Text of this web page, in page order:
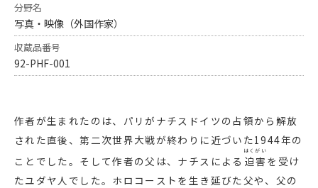
分野名
写真・映像（外国作家）
収蔵品番号
92-PHF-001
作者が生まれたのは、パリがナチスドイツの占領から解放
された直後、第二次世界大戦が終わりに近づいた1944年の
ことでした。そして作者の父は、ナチスによる 迫害
はくがい
を受け
たユダヤ人でした。ホロコーストを生き延びた父や、父の